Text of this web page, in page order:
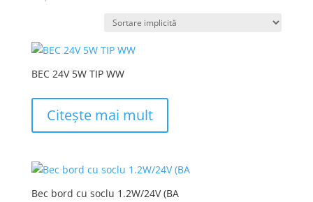
BEC 24V 5W TIP WW
Citește mai mult
Bec bord cu soclu 1.2W/24V (BA